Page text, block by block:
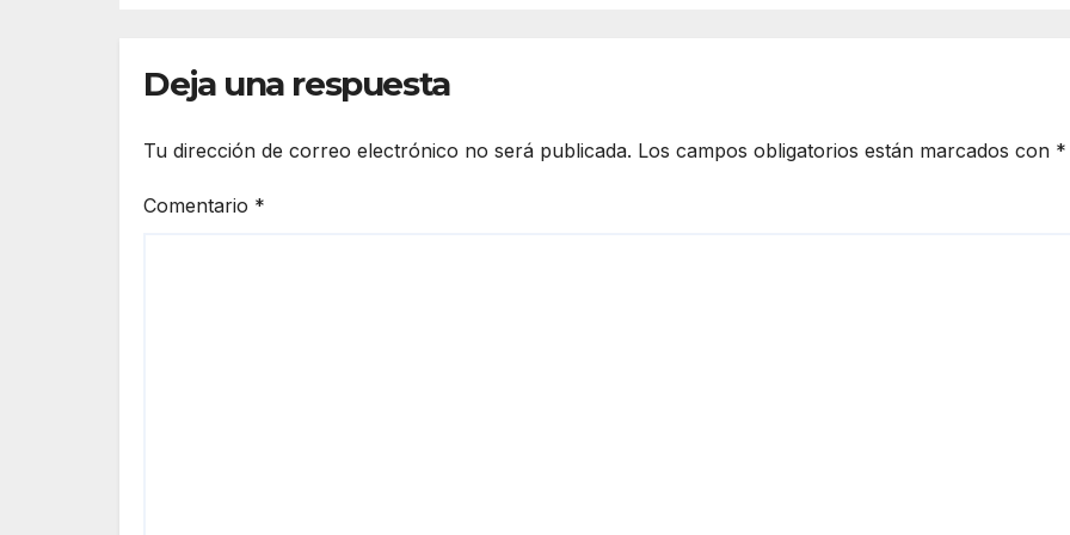
Deja una respuesta
Tu dirección de correo electrónico no será publicada. Los campos obligatorios están marcados con *
Comentario *